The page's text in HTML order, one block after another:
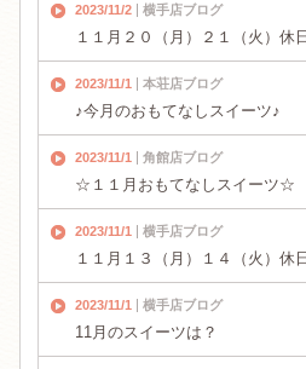
2023/11/2 横手店ブログ
１１月２０（月）２１（火）休
2023/11/1 本荘店ブログ
♪今月のおもてなしスイーツ♪
2023/11/1 角館店ブログ
☆１１月おもてなしスイーツ☆
2023/11/1 横手店ブログ
１１月１３（月）１４（火）休
2023/11/1 横手店ブログ
11月のスイーツは？